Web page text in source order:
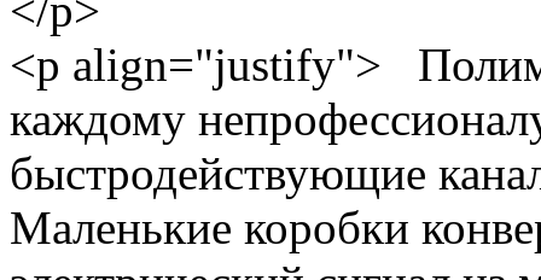
</p>
<p align="justify">
каждому
быстродействующие
Маленькие коробки